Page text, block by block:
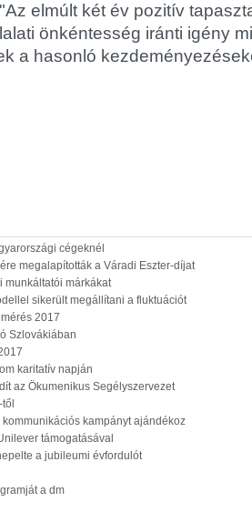
elmúlt két év pozitív
önkéntesség iránti igény
a hasonló
cégeknél
megalapították a Váradi Eszter-díjat
munkáltatói márkákat
sikerült megállítani a fluktuációt
2017
Szlovákiában
karitatív napján
az Ökumenikus Segélyszervezet
kampányt ajándékoz
támogatásával
a jubileumi évfordulót
a dm